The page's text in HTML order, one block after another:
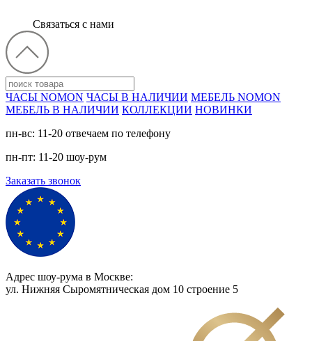
Связаться с нами
ЧАСЫ NOMON ЧАСЫ В НАЛИЧИИ МЕБЕЛЬ NOMON
МЕБЕЛЬ В НАЛИЧИИ КОЛЛЕКЦИИ НОВИНКИ
пн-вс: 11-20 отвечаем по телефону
пн-пт: 11-20 шоу-рум
Заказать звонок
Адрес шоу-рума в Москве:
ул. Нижняя Сыромятническая дом 10 cтроение 5